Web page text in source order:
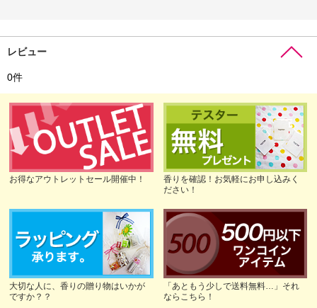
レビュー
0件
お得なアウトレットセール開催中！
香りを確認！お気軽にお申し込みく
ださい！
大切な人に、香りの贈り物はいかが
ですか？？
「あともう少しで送料無料…」それ
ならこちら！